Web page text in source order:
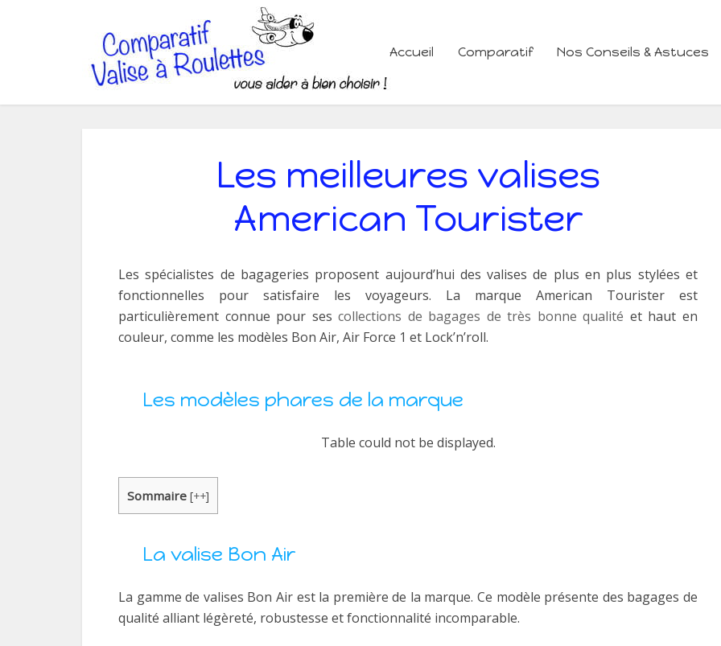
Accueil Comparatif Nos Conseils & Astuces
Les meilleures valises
American Tourister
Les spécialistes de bagageries proposent aujourd’hui des valises de plus en plus stylées et
fonctionnelles pour satisfaire les voyageurs. La marque American Tourister est
particulièrement connue pour sescollections de bagages de très bonne qualité et haut en
couleur, comme les modèles Bon Air, Air Force 1 et Lock’n’roll.
Les modèles phares de la marque
Table could not be displayed.
Sommaire [++]
La valise Bon Air
La gamme de valises Bon Air est la première de la marque. Ce modèle présente des bagages de
qualité alliant légèreté, robustesse et fonctionnalité incomparable.